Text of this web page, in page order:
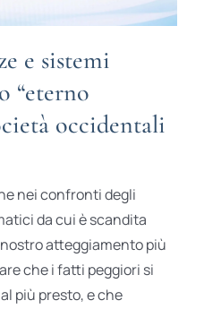
e sistemi
“eterno
occidentali
nei confronti degli
da cui è scandita
atteggiamento più
che i fatti peggiori si
più presto, e che